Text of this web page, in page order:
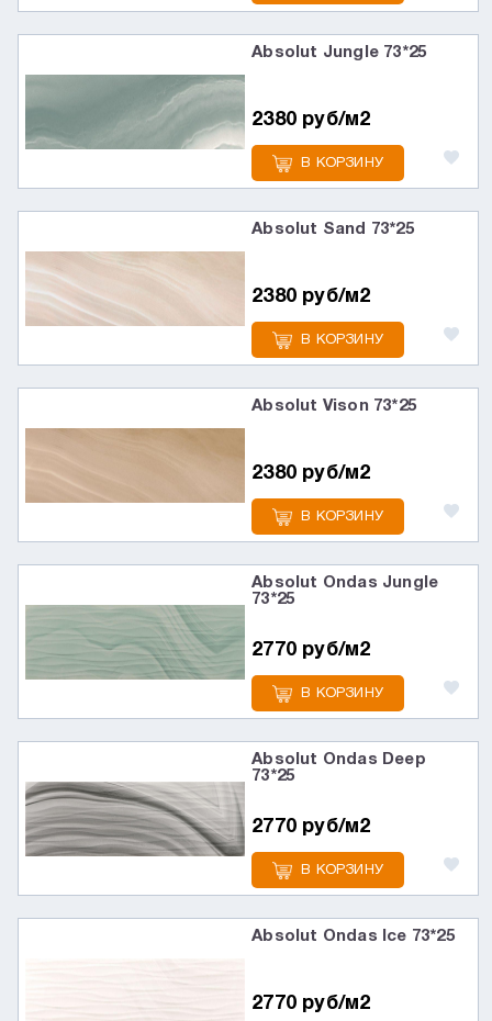
Absolut Jungle 73*25
2380 руб/м2
В КОРЗИНУ
Absolut Sand 73*25
2380 руб/м2
В КОРЗИНУ
Absolut Vison 73*25
2380 руб/м2
В КОРЗИНУ
Absolut Ondas Jungle
73*25
2770 руб/м2
В КОРЗИНУ
Absolut Ondas Deep
73*25
2770 руб/м2
В КОРЗИНУ
Absolut Ondas Ice 73*25
2770 руб/м2